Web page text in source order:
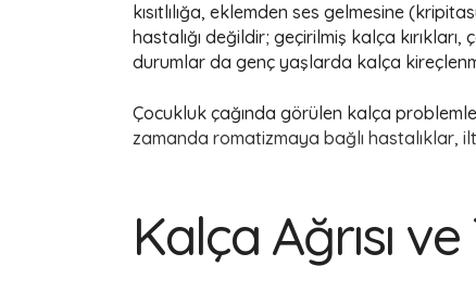
kısıtlılığa, eklemden ses gelmesine
hastalığı değildir; geçirilmiş kalça
durumlar da genç yaşlarda kalça
Çocukluk çağında görülen kalça
zamanda romatizmaya bağlı hastalıklar,
Kalça Ağrısı